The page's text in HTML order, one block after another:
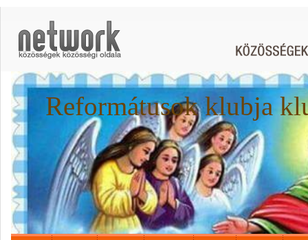
Reformátusok klubja